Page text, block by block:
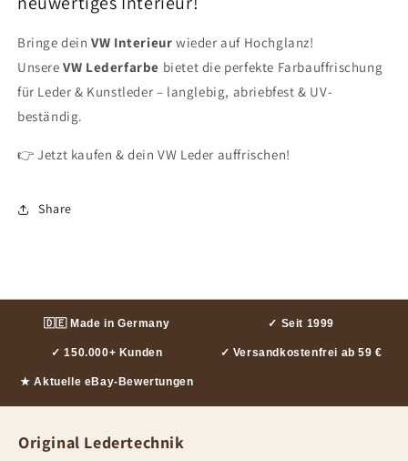
Bringe deinVW Interieur wieder auf Hochglanz!
UnsereVW Lederfarbe bietet die perfekte Farbauffrischung
für Leder & Kunstleder – langlebig, abriebfest & UV-
beständig.
👉 Jetzt kaufen & dein VW Leder auffrischen!
Share
🇩🇪 Made in Germany ✓ Seit 1999
✓ 150.000+ Kunden ✓ Versandkostenfrei ab 59 €
★ Aktuelle eBay-Bewertungen
Original Ledertechnik